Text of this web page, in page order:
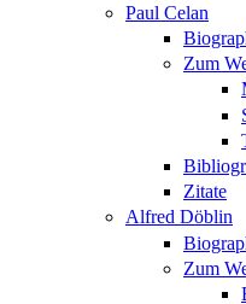
Paul Celan
Zum
Zitate
Alfred Döblin
Zum